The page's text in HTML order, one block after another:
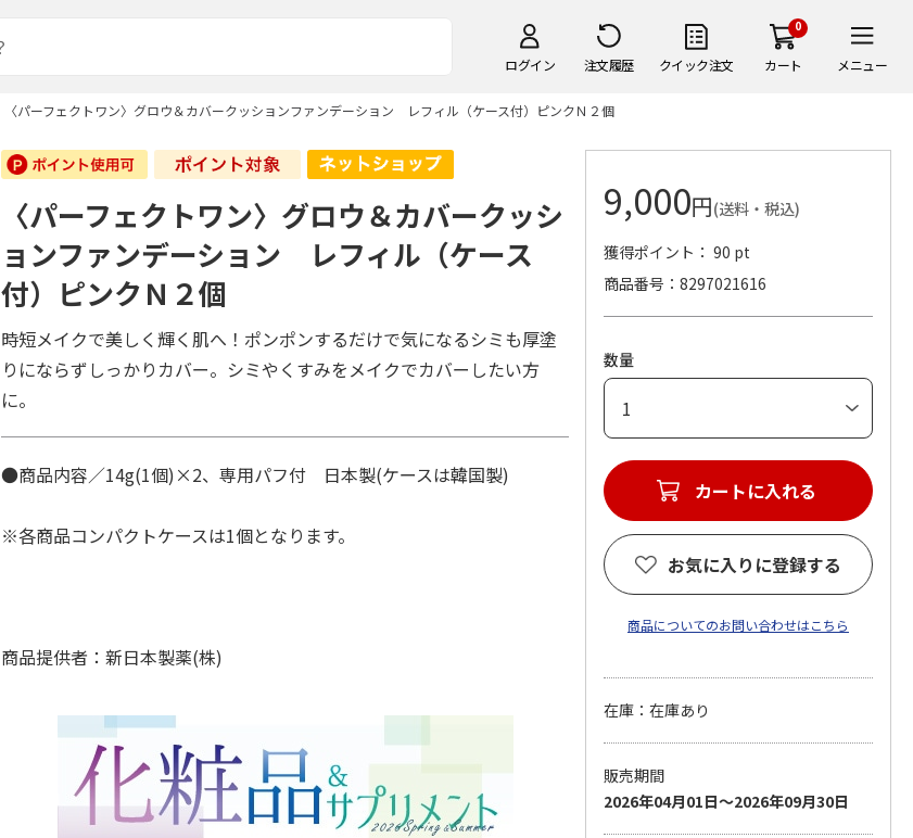
ログイン 注文履歴 クイック注文
0
カート メニュー
〈パーフェクトワン〉グロウ＆カバークッションファンデーション レフィル（ケース付）ピンクＮ２個
〈パーフェクトワン〉グロウ＆カバークッシ
ョンファンデーション レフィル（ケース
付）ピンクＮ２個
時短メイクで美しく輝く肌へ！ポンポンするだけで気になるシミも厚塗
りにならずしっかりカバー。シミやくすみをメイクでカバーしたい方
に。
●商品内容／14g(1個)×2、専用パフ付 日本製(ケースは韓国製)
※各商品コンパクトケースは1個となります。
商品提供者：新日本製薬(株)
9,000円(送料・税込)
獲得ポイント： 90 pt
商品番号
8297021616
数量
カートに入れる
お気に入りに登録する
商品についてのお問い合わせはこちら
在庫：在庫あり
販売期間
2026年04月01日～2026年09月30日